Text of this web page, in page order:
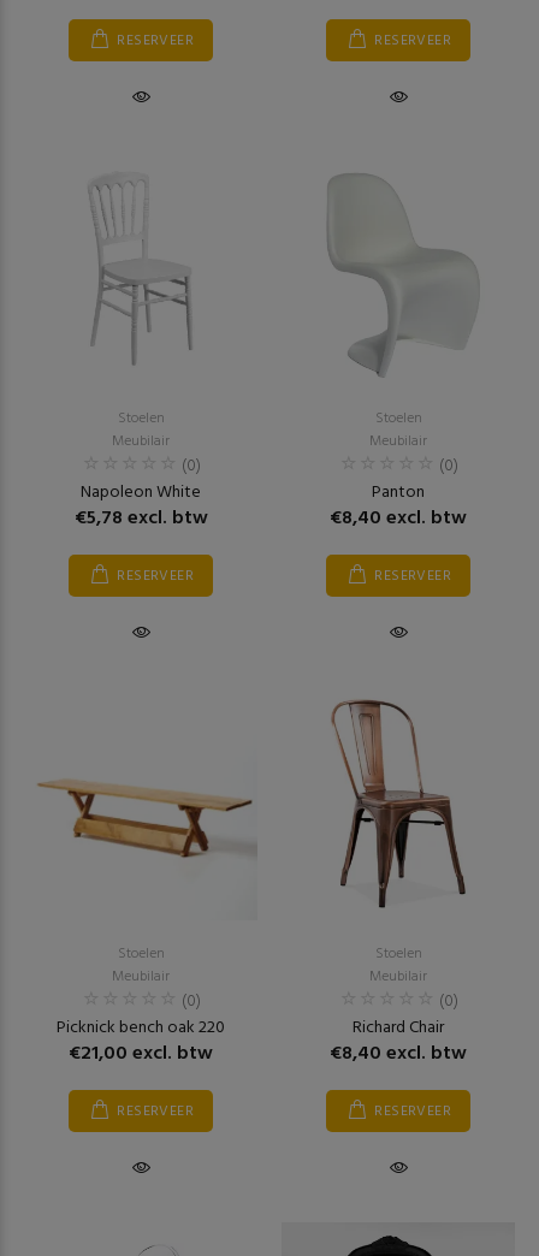
RESERVEER RESERVEER
Stoelen
Meubilair
(0)
Napoleon White
€5,78 excl. btw
RESERVEER
Stoelen
Meubilair
(0)
Panton
€8,40 excl. btw
RESERVEER
Stoelen
Meubilair
(0)
Picknick bench oak 220
€21,00 excl. btw
RESERVEER
Stoelen
Meubilair
(0)
Richard Chair
€8,40 excl. btw
RESERVEER